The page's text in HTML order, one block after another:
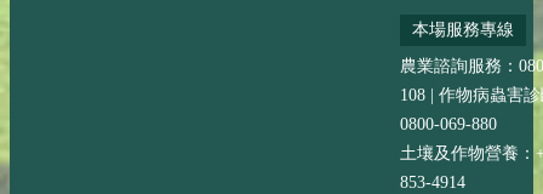
本場服務專線
農業諮詢服務：
108 | 作物病蟲害
0800-069-880
土壤及作物營養：
853-4914